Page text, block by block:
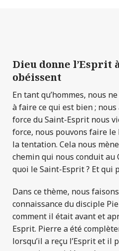
Dieu donne l’Esprit
obéissent
En tant qu’hommes, nous
à faire ce qui est bien ;
force du Saint-Esprit nous
force, nous pouvons faire
la tentation. Cela nous
chemin qui nous conduit au
quoi le Saint-Esprit ? Et qui
Dans ce thème, nous
connaissance du disciple
comment il était avant et
Esprit. Pierre a été
lorsqu’il a reçu l’Esprit et il